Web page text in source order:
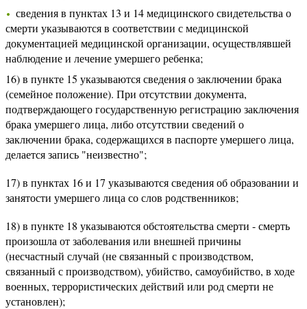
сведения в пунктах 13 и 14 медицинского свидетельства о
смерти указываются в соответствии с медицинской
документацией медицинской организации, осуществлявшей
наблюдение и лечение умершего ребенка;
16) в пункте 15 указываются сведения о заключении брака
(семейное положение). При отсутствии документа,
подтверждающего государственную регистрацию заключения
брака умершего лица, либо отсутствии сведений о
заключении брака, содержащихся в паспорте умершего лица,
делается запись "неизвестно";
17) в пунктах 16 и 17 указываются сведения об образовании и
занятости умершего лица со слов родственников;
18) в пункте 18 указываются обстоятельства смерти - смерть
произошла от заболевания или внешней причины
(несчастный случай (не связанный с производством,
связанный с производством), убийство, самоубийство, в ходе
военных, террористических действий или род смерти не
установлен);